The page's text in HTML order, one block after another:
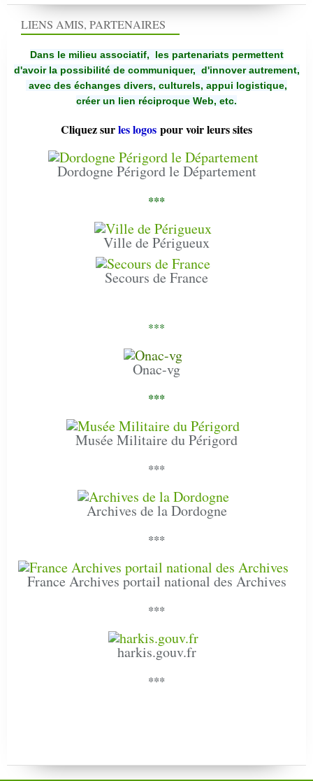
LIENS AMIS, PARTENAIRES
Dans le milieu associatif, les partenariats permettent
d'avoir la possibilité de communiquer, d'innover autrement,
avec des échanges divers, culturels, appui logistique,
créer un lien réciproque Web, etc.
Cliquez surles logos pour voir leurs sites
Dordogne Périgord le Département
***
Ville de Périgueux
Secours de France
***
Onac-vg
***
Musée Militaire du Périgord
***
Archives de la Dordogne
***
France Archives portail national des Archives
***
harkis.gouv.fr
***